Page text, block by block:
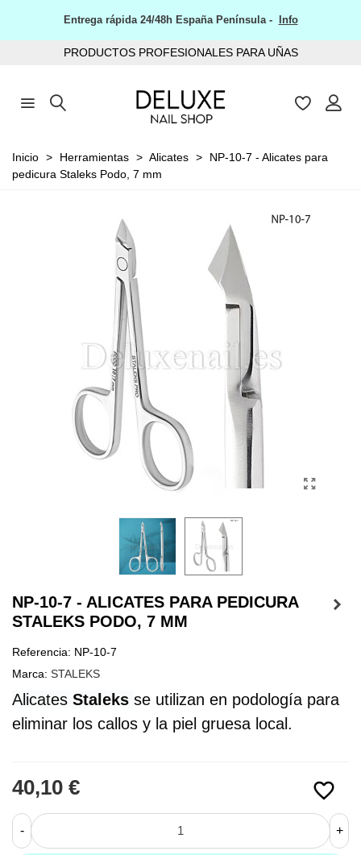
Entrega rápida 24/48h España Península - Info
PRODUCTOS PROFESIONALES PARA UÑAS
Inicio > Herramientas > Alicates >
NP-10-7 - Alicates para
pedicura Staleks Podo, 7 mm
NP-10-7 - ALICATES PARA PEDICURA
STALEKS PODO, 7 MM
Referencia: NP-10-7
Marca: STALEKS
Alicates Staleks se utilizan en podología para
eliminar los callos y la piel gruesa local.
favorite_border
40,10 €
- +